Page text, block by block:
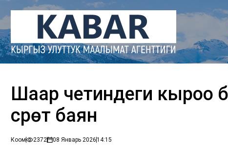
Шаар четиндеги
сүрөт баян
Коом 2372 08 Январь 202614:15